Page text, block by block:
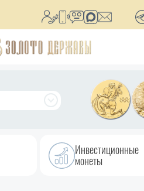
Инвестиционные
монеты